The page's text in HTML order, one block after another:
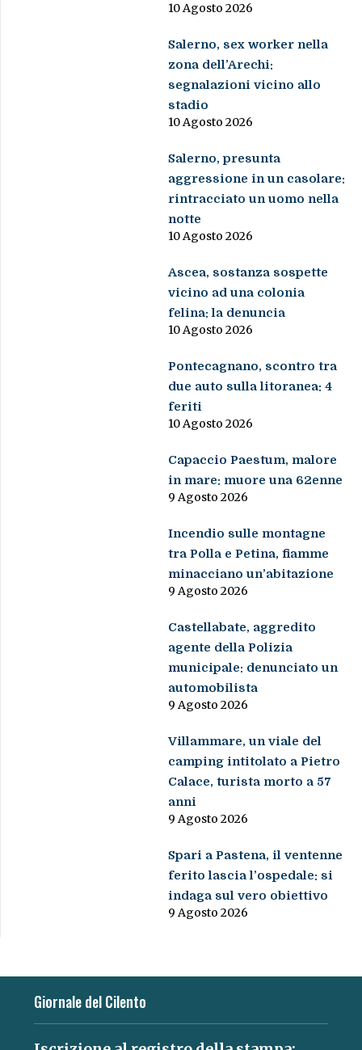
10 Agosto 2026
Salerno, sex worker nella
zona dell’Arechi:
segnalazioni vicino allo
stadio
10 Agosto 2026
Salerno, presunta
aggressione in un casolare:
rintracciato un uomo nella
notte
10 Agosto 2026
Ascea, sostanza sospette
vicino ad una colonia
felina: la denuncia
10 Agosto 2026
Pontecagnano, scontro tra
due auto sulla litoranea: 4
feriti
10 Agosto 2026
Capaccio Paestum, malore
in mare: muore una 62enne
9 Agosto 2026
Incendio sulle montagne
tra Polla e Petina, fiamme
minacciano un’abitazione
9 Agosto 2026
Castellabate, aggredito
agente della Polizia
municipale: denunciato un
automobilista
9 Agosto 2026
Villammare, un viale del
camping intitolato a Pietro
Calace, turista morto a 57
anni
9 Agosto 2026
Spari a Pastena, il ventenne
ferito lascia l’ospedale: si
indaga sul vero obiettivo
9 Agosto 2026
Giornale del Cilento